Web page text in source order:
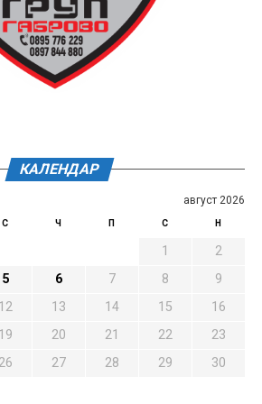
КАЛЕНДАР
август 2026
С Ч П С Н
1
2
5 6 7 8
9
12 13 14 15
16
19 20 21 22
23
26 27 28 29
30